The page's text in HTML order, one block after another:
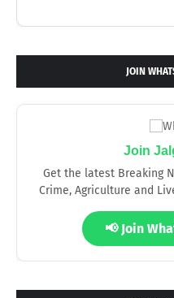
JOIN
Join
Get the latest Breaking
Crime, Agriculture and
📢 Join